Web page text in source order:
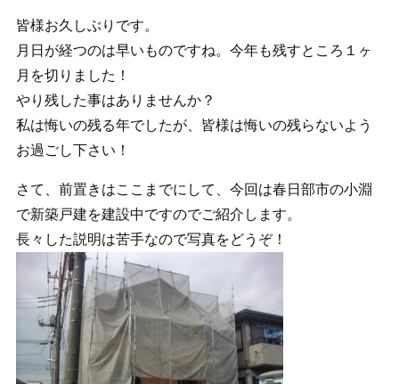
皆様お久しぶりです。
月日が経つのは早いものですね。今年も残すところ１ヶ
月を切りました！
やり残した事はありませんか？
私は悔いの残る年でしたが、皆様は悔いの残らないよう
お過ごし下さい！
さて、前置きはここまでにして、今回は春日部市の小淵
で新築戸建を建設中ですのでご紹介します。
長々した説明は苦手なので写真をどうぞ！